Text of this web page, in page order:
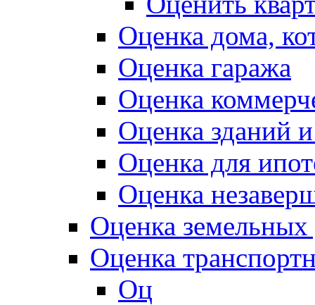
Оценка дома,
Оценка гаража
Оценка
Оценка зданий
Оценка для
Оценка
Оценка земельных
Оценка
Оц